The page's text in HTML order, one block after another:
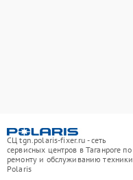
СЦ tgn.polaris-fixer.ru - сеть
сервисных центров в Таганроге по
ремонту и обслуживанию техники
Polaris